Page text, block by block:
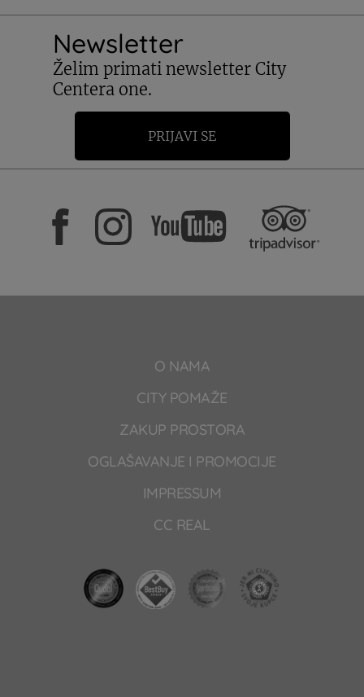
Newsletter
Želim primati newsletter City
Centera one.
PRIJAVI SE
O NAMA
CITY POMAŽE
ZAKUP PROSTORA
OGLAŠAVANJE I PROMOCIJE
IMPRESSUM
CC REAL